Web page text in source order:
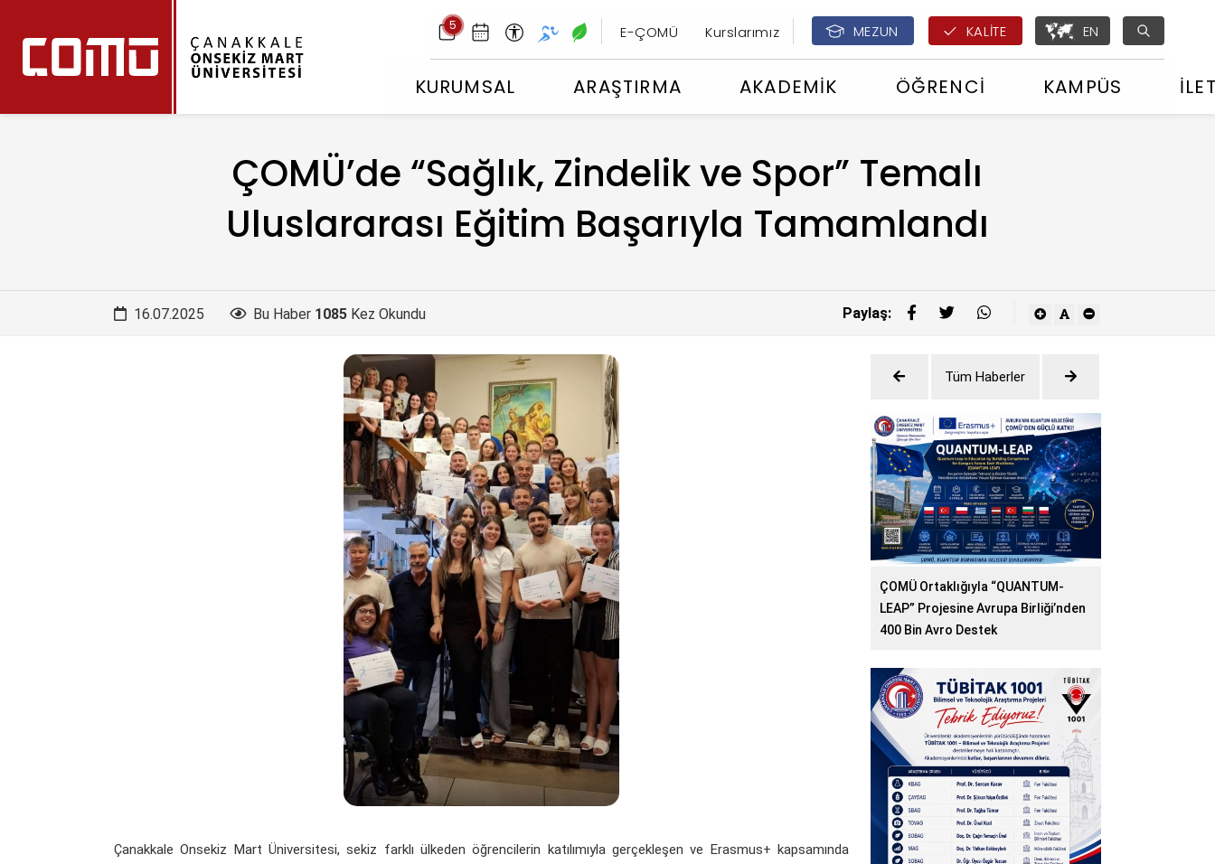
5 E-ÇOMÜ Kurslarımız MEZUN KALİTE EN
English - ÇOMÜ
KURUMSAL ARAŞTIRMA AKADEMİK ÖĞRENCİ KAMPÜS
ÇOMÜ’de “Sağlık, Zindelik ve Spor” Temalı
Uluslararası Eğitim Başarıyla Tamamlandı
16.07.2025 Bu Haber 1085 Kez Okundu Paylaş:
Çanakkale Onsekiz Mart Üniversitesi, sekiz farklı ülkeden öğrencilerin katılımıyla gerçekleşen ve Erasmus+ kapsamında
Tüm Haberler
ÇOMÜ Ortaklığıyla “QUANTUM-
LEAP” Projesine Avrupa Birliği’nden
400 Bin Avro Destek